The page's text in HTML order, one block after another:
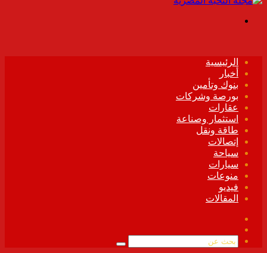
الرئيسية
أخبار
بنوك وتأمين
بورصة وشركات
عقارات
استثمار وصناعة
طاقة ونقل
إتصالات
سياحة
سيارات
منوعات
فيديو
المقالات
الموقع
بحث